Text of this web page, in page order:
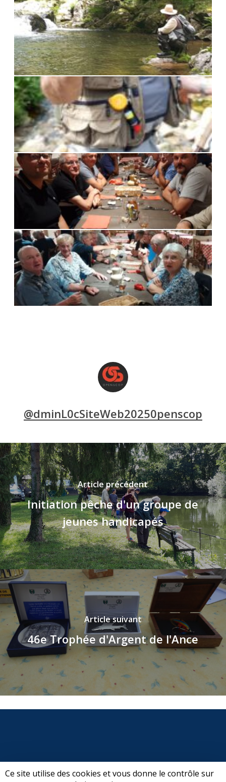
Ce site utilise des cookies et vous donne le contrôle sur
@dminL0cSiteWeb20250penscop
Article précédent
Initiation pêche d'un groupe de
jeunes handicapés
Article suivant
46e Trophée d'Argent de l'Ance